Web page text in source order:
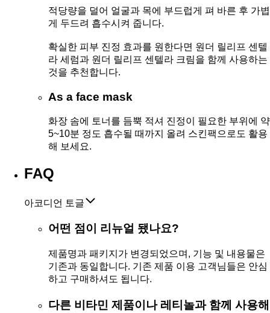
적당량을 덜어 얼굴과 목에 부드럽게 펴 바른 후 가볍
게 두드려 흡수시켜 줍니다.
확실한 피부 진정 효과를 원한다면 원더 릴리프 센텔
라 세럼과 원더 릴리프 센텔라 크림을 함께 사용하는
것을 추천합니다.
As a face mask
화장 솜에 토너를 듬뿍 적셔 진정이 필요한 부위에 약
5~10분 정도 흡수될 때까지 올려 스킨팩으로도 활용
해 보세요.
FAQ
아코디언 토글
어떤 점이 리뉴얼 됐나요?
제품명과 패키지가 변경되었으며, 기능 및 내용물은
기존과 동일합니다. 기존 제품 이용 고객님들은 안심
하고 구매하셔도 됩니다.
다른 비타민 제품이나 레티놀과 함께 사용해